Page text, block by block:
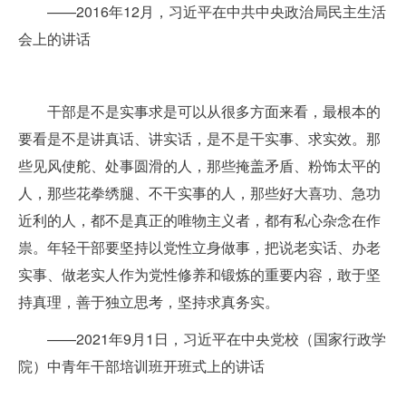
——2016年12月，习近平在中共中央政治局民主生活
会上的讲话
干部是不是实事求是可以从很多方面来看，最根本的
要看是不是讲真话、讲实话，是不是干实事、求实效。那
些见风使舵、处事圆滑的人，那些掩盖矛盾、粉饰太平的
人，那些花拳绣腿、不干实事的人，那些好大喜功、急功
近利的人，都不是真正的唯物主义者，都有私心杂念在作
祟。年轻干部要坚持以党性立身做事，把说老实话、办老
实事、做老实人作为党性修养和锻炼的重要内容，敢于坚
持真理，善于独立思考，坚持求真务实。
——2021年9月1日，习近平在中央党校（国家行政学
院）中青年干部培训班开班式上的讲话